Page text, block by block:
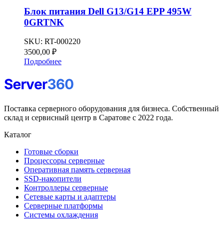
Блок питания Dell G13/G14 EPP 495W
0GRTNK
SKU: RT-000220
3500,00 ₽
Подробнее
Поставка серверного оборудования для бизнеса. Собственный
склад и сервисный центр в Саратове с 2022 года.
Каталог
Готовые сборки
Процессоры серверные
Оперативная память серверная
SSD-накопители
Контроллеры серверные
Сетевые карты и адаптеры
Серверные платформы
Системы охлаждения